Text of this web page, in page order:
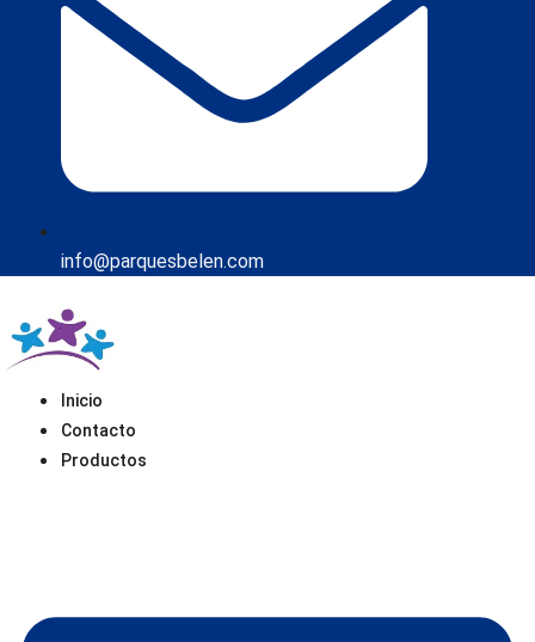
info@parquesbelen.com
Inicio
Contacto
Productos